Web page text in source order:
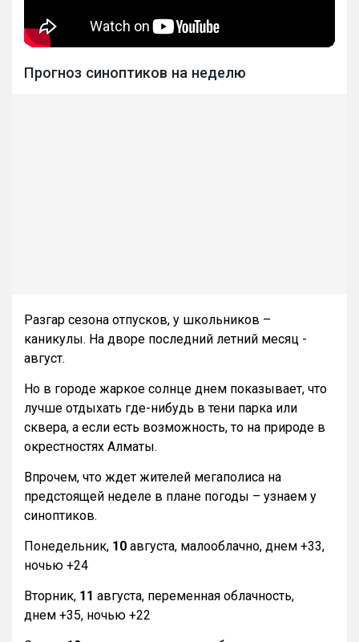
Прогноз синоптиков на неделю
Разгар сезона отпусков, у школьников –
каникулы. На дворе последний летний месяц -
август.
Но в городе жаркое солнце днем показывает, что
лучше отдыхать где-нибудь в тени парка или
сквера, а если есть возможность, то на природе в
окрестностях Алматы.
Впрочем, что ждет жителей мегаполиса на
предстоящей неделе в плане погоды – узнаем у
синоптиков.
Понедельник, 10 августа, малооблачно, днем +33,
ночью +24
Вторник, 11 августа, переменная облачность,
днем +35, ночью +22